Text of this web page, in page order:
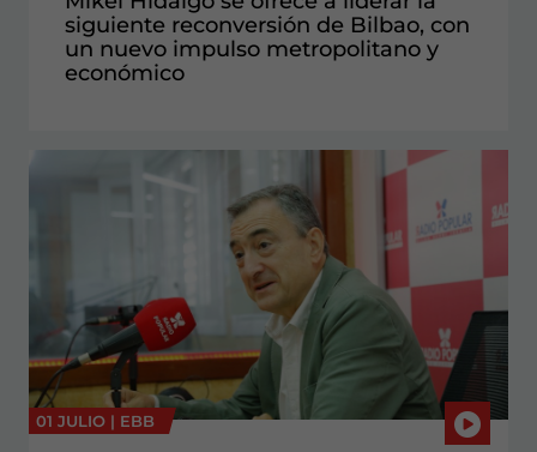
siguiente reconversión de Bilbao, con
un nuevo impulso metropolitano y
económico
01 JULIO | EBB